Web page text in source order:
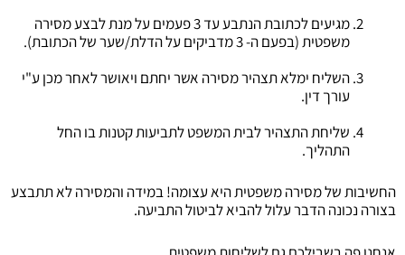
מגיעים לכתובת הנתבע עד 3 פעמים על מנת לבצע מסירה
משפטית (בפעם ה- 3 מדביקים על הדלת/שער של הכתובת).
השליח ימלא תצהיר מסירה אשר יחתם ויאושר לאחר מכן ע"י
עורך דין.
שליחת התצהיר לבית המשפט לתביעות קטנות בו החל
התהליך.
החשיבות של מסירה משפטית היא עצומה! במידה והמסירה לא תתבצע
בצורה נכונה הדבר עלול להביא לביטול התביעה.